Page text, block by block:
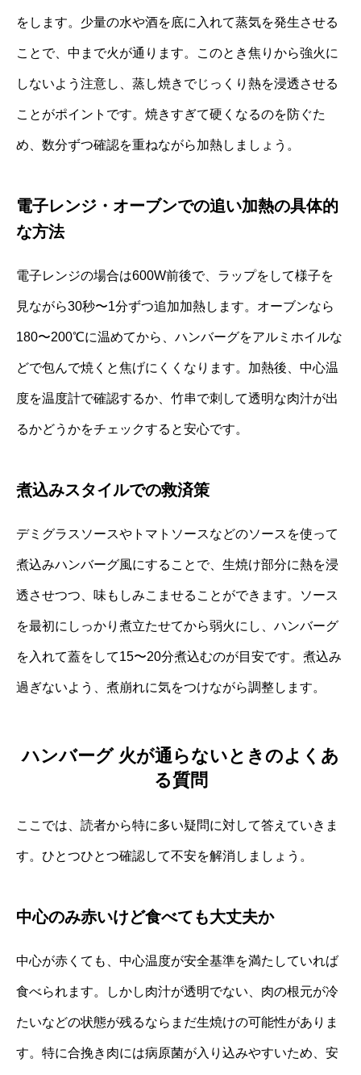
をします。少量の水や酒を底に入れて蒸気を発生させる
ことで、中まで火が通ります。このとき焦りから強火に
しないよう注意し、蒸し焼きでじっくり熱を浸透させる
ことがポイントです。焼きすぎて硬くなるのを防ぐた
め、数分ずつ確認を重ねながら加熱しましょう。
電子レンジ・オーブンでの追い加熱の具体的
な方法
電子レンジの場合は600W前後で、ラップをして様子を
見ながら30秒〜1分ずつ追加加熱します。オーブンなら
180〜200℃に温めてから、ハンバーグをアルミホイルな
どで包んで焼くと焦げにくくなります。加熱後、中心温
度を温度計で確認するか、竹串で刺して透明な肉汁が出
るかどうかをチェックすると安心です。
煮込みスタイルでの救済策
デミグラスソースやトマトソースなどのソースを使って
煮込みハンバーグ風にすることで、生焼け部分に熱を浸
透させつつ、味もしみこませることができます。ソース
を最初にしっかり煮立たせてから弱火にし、ハンバーグ
を入れて蓋をして15〜20分煮込むのが目安です。煮込み
過ぎないよう、煮崩れに気をつけながら調整します。
ハンバーグ 火が通らないときのよくあ
る質問
ここでは、読者から特に多い疑問に対して答えていきま
す。ひとつひとつ確認して不安を解消しましょう。
中心のみ赤いけど食べても大丈夫か
中心が赤くても、中心温度が安全基準を満たしていれば
食べられます。しかし肉汁が透明でない、肉の根元が冷
たいなどの状態が残るならまだ生焼けの可能性がありま
す。特に合挽き肉には病原菌が入り込みやすいため、安